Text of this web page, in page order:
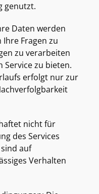
genutzt.
Daten werden
Fragen zu
zu verarbeiten
Service zu bieten.
erfolgt nur zur
nicht für
des Services
auf
Verhalten